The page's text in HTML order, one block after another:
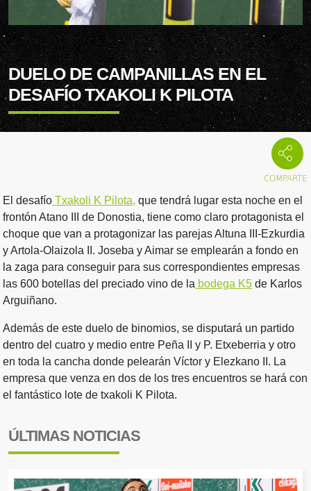
DUELO DE CAMPANILLAS EN EL
DESAFÍO TXAKOLI K PILOTA
El desafío Txakoli K Pilota, que tendrá lugar esta noche en el
frontón Atano III de Donostia, tiene como claro protagonista el
choque que van a protagonizar las parejas Altuna III-Ezkurdia
y Artola-Olaizola II. Joseba y Aimar se emplearán a fondo en
la zaga para conseguir para sus correspondientes empresas
las 600 botellas del preciado vino de la bodega K5 de Karlos
Arguiñano.
Además de este duelo de binomios, se disputará un partido
dentro del cuatro y medio entre Peña II y P. Etxeberria y otro
en toda la cancha donde pelearán Víctor y Elezkano II. La
empresa que venza en dos de los tres encuentros se hará con
el fantástico lote de txakoli K Pilota.
ÚLTIMAS NOTICIAS